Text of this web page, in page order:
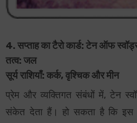
4. सप्ताह का टैरो कार्ड: टेन ऑफ
तत्व: जल
सूर्य राशियाँ: कर्क, वृश्चिक और मीन
प्रेम और व्यक्तिगत संबंधों में, टेन
संकेत देता हैं। हो सकता है कि इस